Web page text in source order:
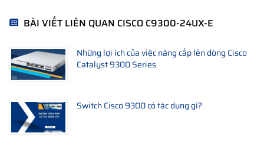
Nguồn điện
Nguồn PoE
khả dụng
490W
(Cao x Rộng x
Dày)
1,73 x 17,5 x 18,5
1,73 x 17,5 x
17,5 inch
BÀI VIẾT LIÊN QUAN CISCO C9300-24UX-E
Những lợi ích của việc nâng cấp lên dòng Cisco
Catalyst 9300 Series
Switch Cisco 9300 có tác dụng gì?